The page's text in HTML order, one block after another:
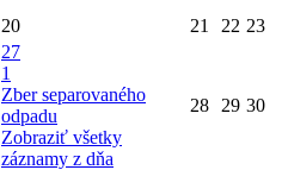
20 21 22 23
27
1
Zber separovaného
odpadu
Zobraziť všetky
záznamy z dňa
28 29 30